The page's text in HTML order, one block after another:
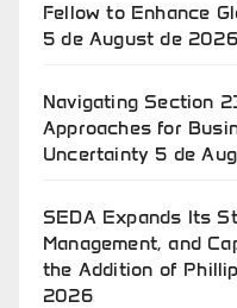
Fellow to Enhance
5 de August de 2026
Navigating Section
Approaches for
Uncertainty 5 de
SEDA Expands Its
Management, and
the Addition of
2026